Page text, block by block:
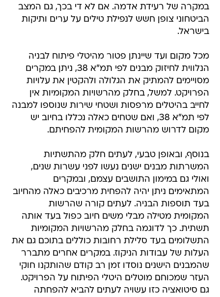
במקרה של רעידת אדמה. אם לא די בכך, גם המצב
הביטחוני צופן חשש לנפילת טילים על ערים ותיקות
בישראל.
מכל מקום ועד שיינתן פטור מהיטלי פיתוח לבניה
הנלווית לחיזוק מבנים לפי תמ"א 38, ניתן במקרים
מסויימים להמתיק את הגלולה ולהקטין את עלויות
הפרויקט. למשל, בחלק מהרשויות המקומיות אין
לחייב בהיטלים מרפסות ושטחי שירות שנוספו למבנה
לפי תמ"א 38, ואם שטחים כאלה נכללו בחיוב יש
מקום לדרוש מהרשות המקומית להפחיתם.
בנוסף, ובאופן טבעי, לעתים חלק מהתשתיות
המשרתות מבנים ישנים נעשו לפני עשרות שנים,
ואולי גם במימון התושבים עצמם, ובמקרים
המתאימים ניתן יהיה להפחית מרכיבים כאלה מהחיוב
בעד תוספות הבניה. לעתים קורה שהרשות
המקומית מטילה מבלי משים חיוב כפול בעד אותה
תשתית. כך לדוגמה בחלק מהרשויות המקומיות
התשלומים בעד סלילת רחובות כוללים בתוכם גם את
העלות של עבודות הניקוז. במקרים אחרים מתברר
שהמבנים הישנים נוסדו זמן רב קודם שהותקנו חוקי
העזר שמכוחם מוטלים היטלי הפיתוח על הפרויקט.
גם סיטואציה כזו עשויה לעתים להביא להפחתה